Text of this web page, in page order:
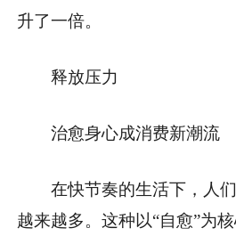
升了一倍。
释放压力
治愈身心成消费新潮流
在快节奏的生活下，人
越来越多。这种以“自愈”为